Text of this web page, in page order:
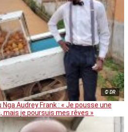
© DR
Nga Audrey Frank : « Je pousse une
mais je poursuis mes rêves »